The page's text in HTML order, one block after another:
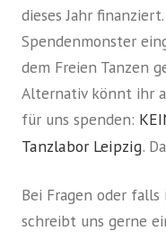
dieses Jahr
Spendenmonster
dem Freien Tanzen
Alternativ könnt ihr
für uns spenden:
Tanzlabor Leipzig.
Bei Fragen oder
schreibt uns gerne